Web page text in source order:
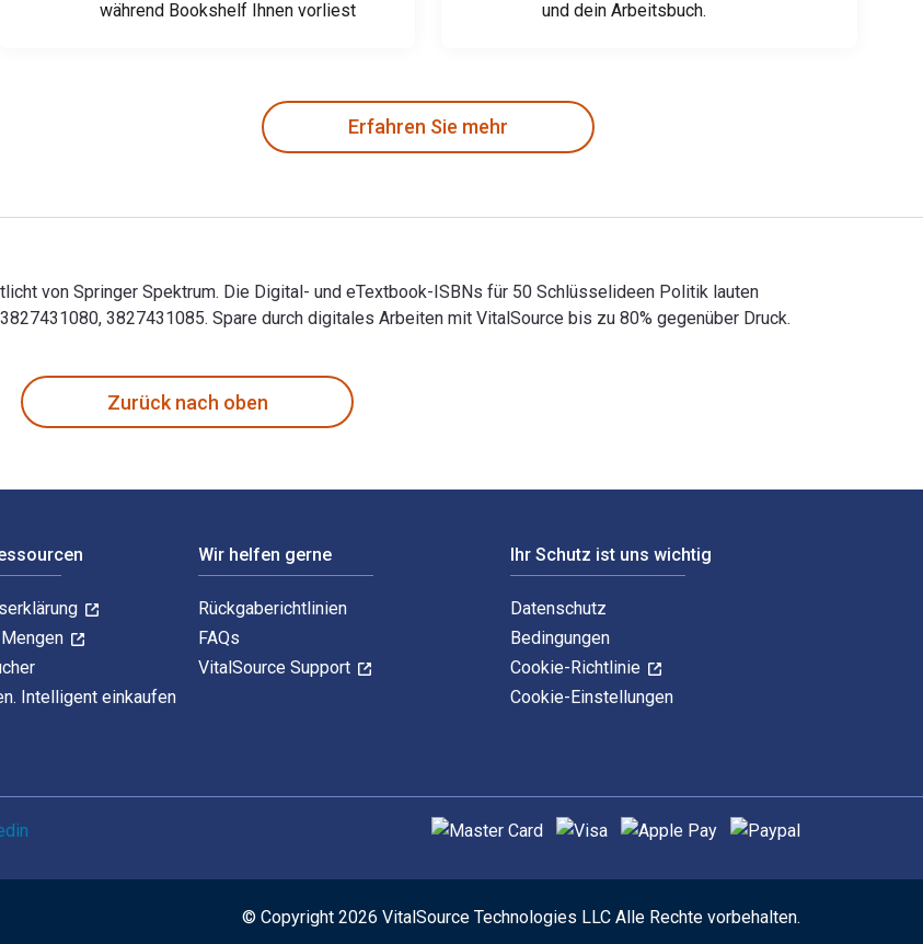
während Bookshelf Ihnen vorliest
und dein Arbeitsbuch.
Erfahren Sie mehr
von Springer Spektrum. Die Digital- und eTextbook-ISBNs für 50 Schlüsselideen Politik lauten
3827431085. Spare durch digitales Arbeiten mit VitalSource bis zu 80% gegenüber Druck.
Zurück nach oben
Intelligent einkaufen
Wir helfen gerne
Rückgaberichtlinien
FAQs
VitalSource Support
Ihr Schutz ist uns wichtig
Datenschutz
Bedingungen
Cookie-Richtlinie
Cookie-Einstellungen
Unterstützte Zahlungsmethoden
© Copyright 2026 VitalSource Technologies LLC Alle Rechte vorbehalten.